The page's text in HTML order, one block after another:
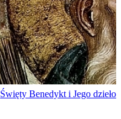
Święty Benedykt i Jego dzieło